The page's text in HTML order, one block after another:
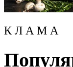
К Л А М А